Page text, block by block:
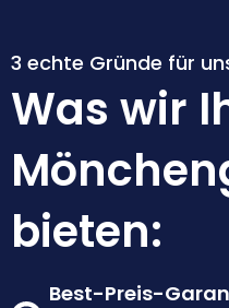
3 echte Gründe für
Was wir
bieten:
Best-Preis-